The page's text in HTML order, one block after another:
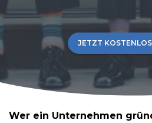
JETZT
Wer ein Unternehmen